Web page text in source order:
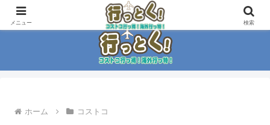
コストコ大好き家族がイチ押商品紹介！！
ホーム コストコ
メニュー 検索